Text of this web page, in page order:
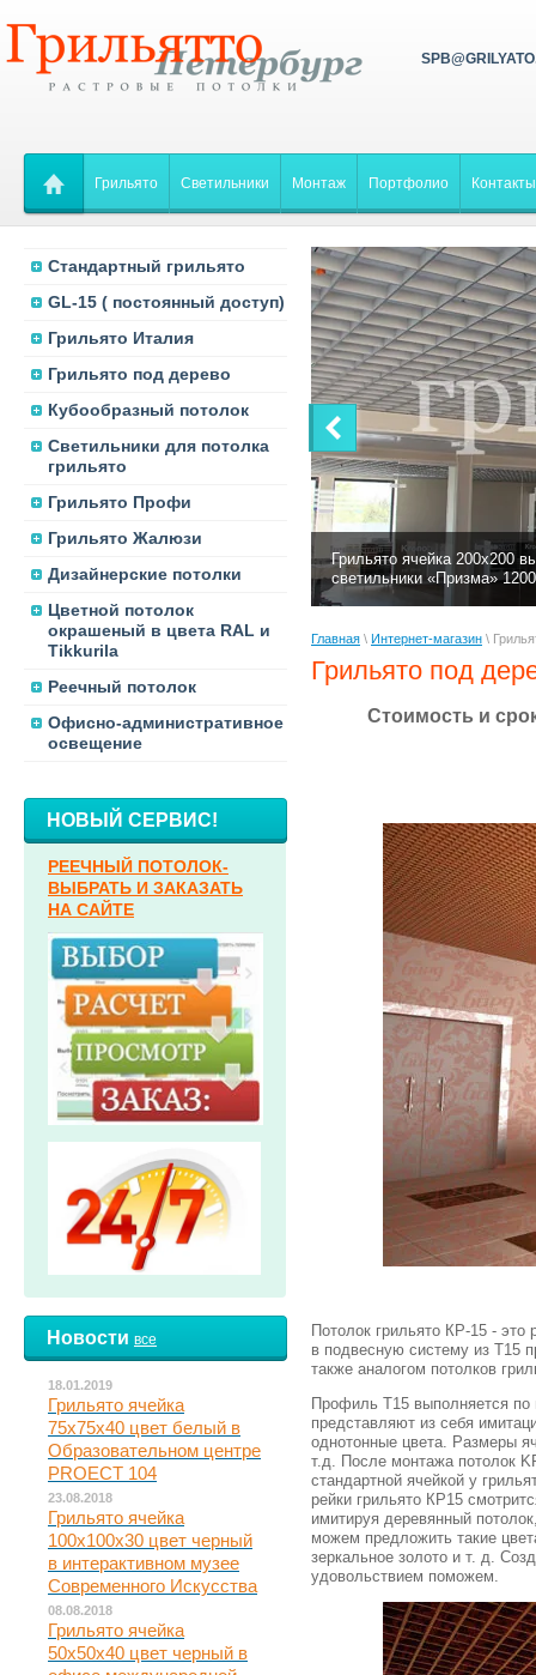
Грильято Светильники Монтаж Портфолио Контакты
Стандартный грильято
GL-15 ( постоянный доступ)
Грильято Италия
Грильято под дерево
Кубообразный потолок
Светильники для потолка
грильято
Грильято Профи
Грильято Жалюзи
Дизайнерские потолки
Цветной потолок
окрашеный в цвета RAL и
Tikkurila
Реечный потолок
Офисно-административное
освещение
НОВЫЙ СЕРВИС!
РЕЕЧНЫЙ ПОТОЛОК-
ВЫБРАТЬ И ЗАКАЗАТЬ
НА САЙТЕ
Новости все
18.01.2019
Грильято ячейка
75х75х40 цвет белый в
Образовательном центре
PROECT 104
23.08.2018
Грильято ячейка
100х100х30 цвет черный
в интерактивном музее
Современного Искусства
08.08.2018
Грильято ячейка
50х50х40 цвет черный в
Грильято ячейка 200х200
светильники «Призма»
Главная \ Интернет-магазин \
Грильято под
Cтоимость и
Потолок грильято КР-15 -
в подвесную систему из Т15
также аналогом потолков
Профиль Т15 выполняется по
представляют из себя
однотонные цвета. Размеры
т.д. После монтажа потолок
стандартной ячейкой у
рейки грильято КР15
имитируя деревянный
можем предложить такие
зеркальное золото и т. д.
удовольствием поможем.